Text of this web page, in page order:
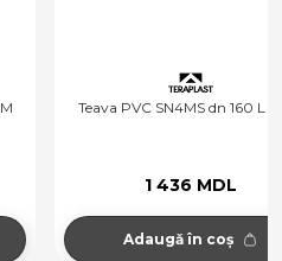
Teava PVC SN4MS dn 160 L =
1 436 MDL
Adaugă în coș